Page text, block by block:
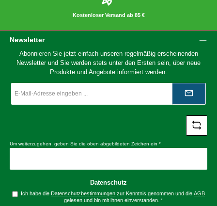
Kostenloser Versand ab 85 €
Newsletter
Abonnieren Sie jetzt einfach unseren regelmäßig erscheinenden
Newsletter und Sie werden stets unter den Ersten sein, über neue
Produkte und Angebote informiert werden.
Mail-
*
Um weiterzugehen, geben Sie die oben abgebildeten Zeichen ein *
Datenschutz
Ich habe dieDatenschutzbestimmungen zur Kenntnis genommen und dieAGB
gelesen und bin mit ihnen einverstanden. *